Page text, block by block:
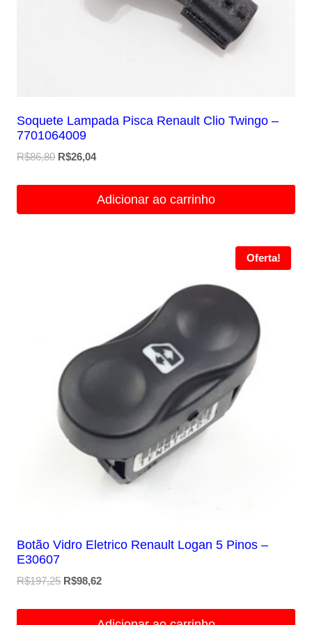
Soquete Lampada Pisca Renault Clio Twingo –
7701064009
R$86,80 O
R$26,04O
é:
Adicionar ao carrinho
Oferta!
Botão Vidro Eletrico Renault Logan 5 Pinos –
E30607
R$197,25 O
R$98,62O